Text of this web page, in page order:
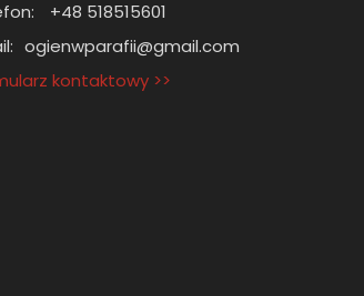
+48 518515601
ogienwparafii@gmail.com
kontaktowy >>